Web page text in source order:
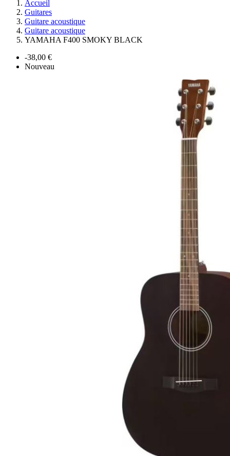
Accueil
Guitares
Guitare acoustique
Guitare acoustique
YAMAHA F400 SMOKY BLACK
-38,00 €
Nouveau